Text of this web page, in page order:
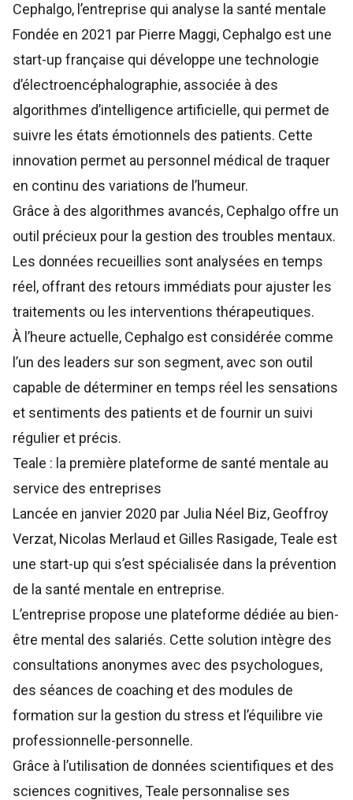
Cephalgo, l’entreprise qui analyse la santé mentale
Fondée en 2021 par Pierre Maggi, Cephalgo est une
start-up française qui développe une technologie
d’électroencéphalographie, associée à des
algorithmes d’intelligence artificielle, qui permet de
suivre les états émotionnels des patients. Cette
innovation permet au personnel médical de traquer
en continu des variations de l’humeur.
Grâce à des algorithmes avancés, Cephalgo offre un
outil précieux pour la gestion des troubles mentaux.
Les données recueillies sont analysées en temps
réel, offrant des retours immédiats pour ajuster les
traitements ou les interventions thérapeutiques.
À l’heure actuelle, Cephalgo est considérée comme
l’un des leaders sur son segment, avec son outil
capable de déterminer en temps réel les sensations
et sentiments des patients et de fournir un suivi
régulier et précis.
Teale : la première plateforme de santé mentale au
service des entreprises
Lancée en janvier 2020 par Julia Néel Biz, Geoffroy
Verzat, Nicolas Merlaud et Gilles Rasigade,Teale est
une start-up qui s’est spécialisée dans la prévention
de la santé mentale en entreprise.
L’entreprise propose une plateforme dédiée au bien-
être mental des salariés. Cette solution intègre des
consultations anonymes avec des psychologues,
des séances de coaching et des modules de
formation sur la gestion du stress et l’équilibre vie
professionnelle-personnelle.
Grâce à l’utilisation de données scientifiques et des
sciences cognitives, Teale personnalise ses